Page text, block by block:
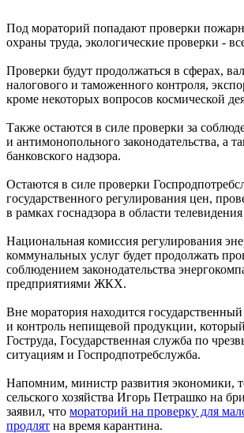
Под мораторий попадают проверки
охраны труда, экологические проверки -
Проверки будут продолжаться в сферах,
налогового и таможенного контроля,
кроме некоторых вопросов космической
Также остаются в силе проверки за
и антимонопольного законодательства, а
банковского надзора.
Остаются в силе проверки
государственного регулирования цен,
в рамках госнадзора в области
Национальная комиссия регулирования
коммунальных услуг будет продолжать
соблюдением законодательства
предприятиями ЖКХ.
Вне моратория находится
и контроль непищевой продукции,
Гоструда, Государственная служба по
ситуациям и Госпродпотребслужба.
Напомним, министр развития экономики,
сельского хозяйства Игорь Петрашко на
заявил, что мораторий на проверку для
продлят на время карантина.